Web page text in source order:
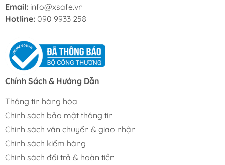
Email: info@xsafe.vn
Hotline: 090 9933 258
Chính Sách & Hướng Dẫn
Thông tin hàng hóa
Chính sách bảo mật thông tin
Chính sách vận chuyển & giao nhận
Chính sách kiểm hàng
Chính sách đổi trả & hoàn tiền